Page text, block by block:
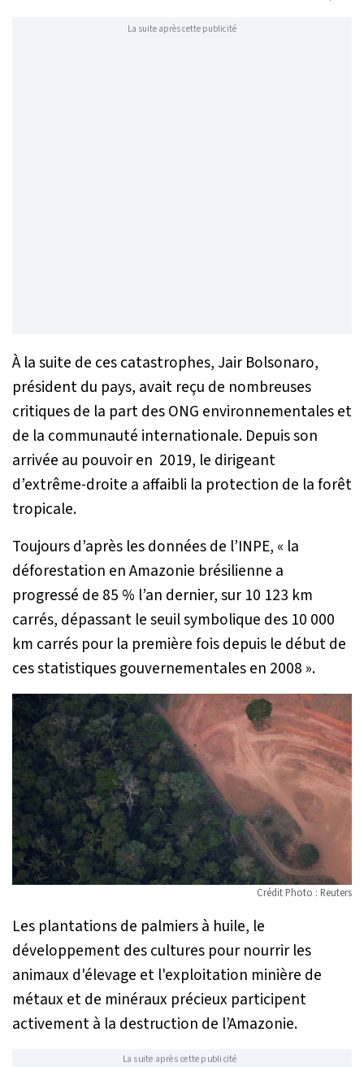
La suite après cette publicité
À la suite de ces catastrophes, Jair Bolsonaro,
président du pays, avait reçu de nombreuses
critiques de la part des ONG environnementales et
de la communauté internationale. Depuis son
arrivée au pouvoir en 2019, le dirigeant
d’extrême-droite a affaibli la protection de la forêt
tropicale.
Toujours d’après les données de l’INPE, « la
déforestation en Amazonie brésilienne a
progressé de 85 % l’an dernier, sur 10 123 km
carrés, dépassant le seuil symbolique des 10 000
km carrés pour la première fois depuis le début de
ces statistiques gouvernementales en 2008 ».
Crédit Photo : Reuters
Les plantations de palmiers à huile, le
développement des cultures pour nourrir les
animaux d'élevage et l'exploitation minière de
métaux et de minéraux précieux participent
activement à la destruction de l’Amazonie.
La suite après cette publicité